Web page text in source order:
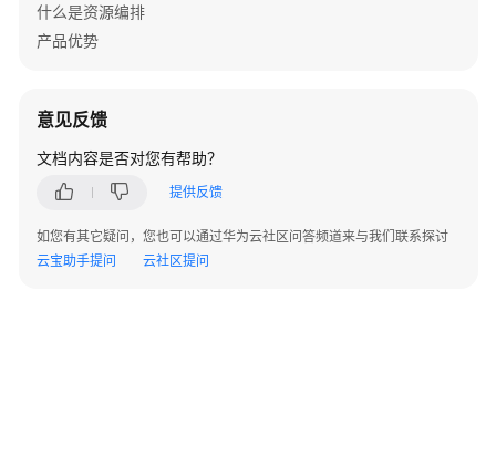
读
如
调
用
资
什么是资源编排
产品优势
意见反馈
文档内容是否对您有帮助？
提供反馈
如您有其它疑问，您也可以通过华为云社区问答频道来与我们联系探讨
云宝助手提问
云社区提问